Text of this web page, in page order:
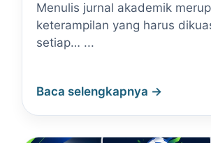
Menulis jurnal akademik
keterampilan yang harus
setiap… ...
Baca selengkapnya →